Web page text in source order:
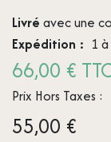
Livré avec une
Expédition : 1
66,00 €
Prix Hors Taxes :
55,00 €